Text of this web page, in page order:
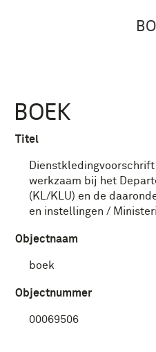
BOEK
Titel
werkzaam bij het
(KL/KLU) en de
en instellingen /
Objectnaam
boek
Objectnummer
00069506